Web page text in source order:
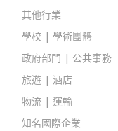
其他行業
學校 | 學術團體
政府部門 | 公共事務
旅遊 | 酒店
物流 | 運輸
知名國際企業